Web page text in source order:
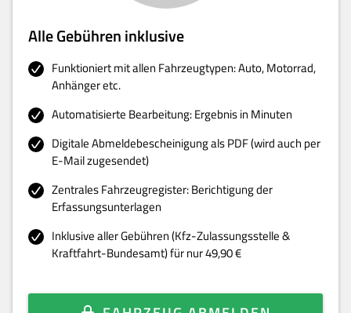
Alle Gebühren inklusive
Funktioniert mit allen Fahrzeugtypen: Auto, Motorrad,
Anhänger etc.
Automatisierte Bearbeitung: Ergebnis in Minuten
Digitale Abmeldebescheinigung als PDF (wird auch per
E-Mail zugesendet)
Zentrales Fahrzeugregister: Berichtigung der
Erfassungsunterlagen
Inklusive aller Gebühren (Kfz-Zulassungsstelle &
Kraftfahrt-Bundesamt) für nur 49,90 €